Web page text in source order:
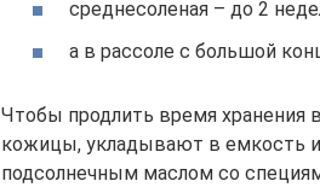
среднесоленая – до 2
а в рассоле с большой
Чтобы продлить время
кожицы, укладывают в емкость
подсолнечным маслом со